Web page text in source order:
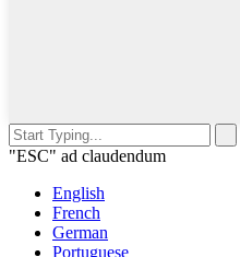
"ESC" ad claudendum
English
French
German
Portuguese